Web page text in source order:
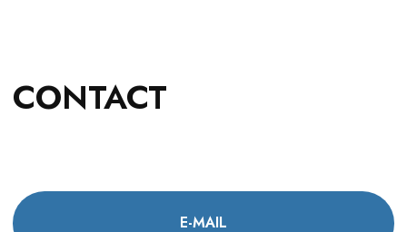
CONTACT
E-MAIL